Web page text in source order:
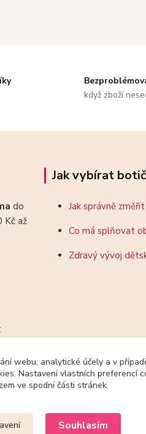
když zboží
do
Kč až
Jak vybírat
Jak správně
Co má splňovat
Zdravý vývoj
Upravit sběr cookies.
webu, analytické účely a v
Nastavení vlastních preferencí
ve spodní části stránek.
Souhlasím